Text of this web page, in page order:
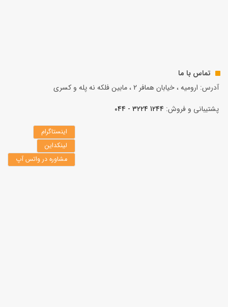
تماس با ما
آدرس: ارومیه ، خیابان همافر 2 ، مابين فلكه نه پله و کسری
پشتیبانی و فروش: 1244 3224 - 044
اینستاگرام
لینکداین
مشاوره در واتس آپ